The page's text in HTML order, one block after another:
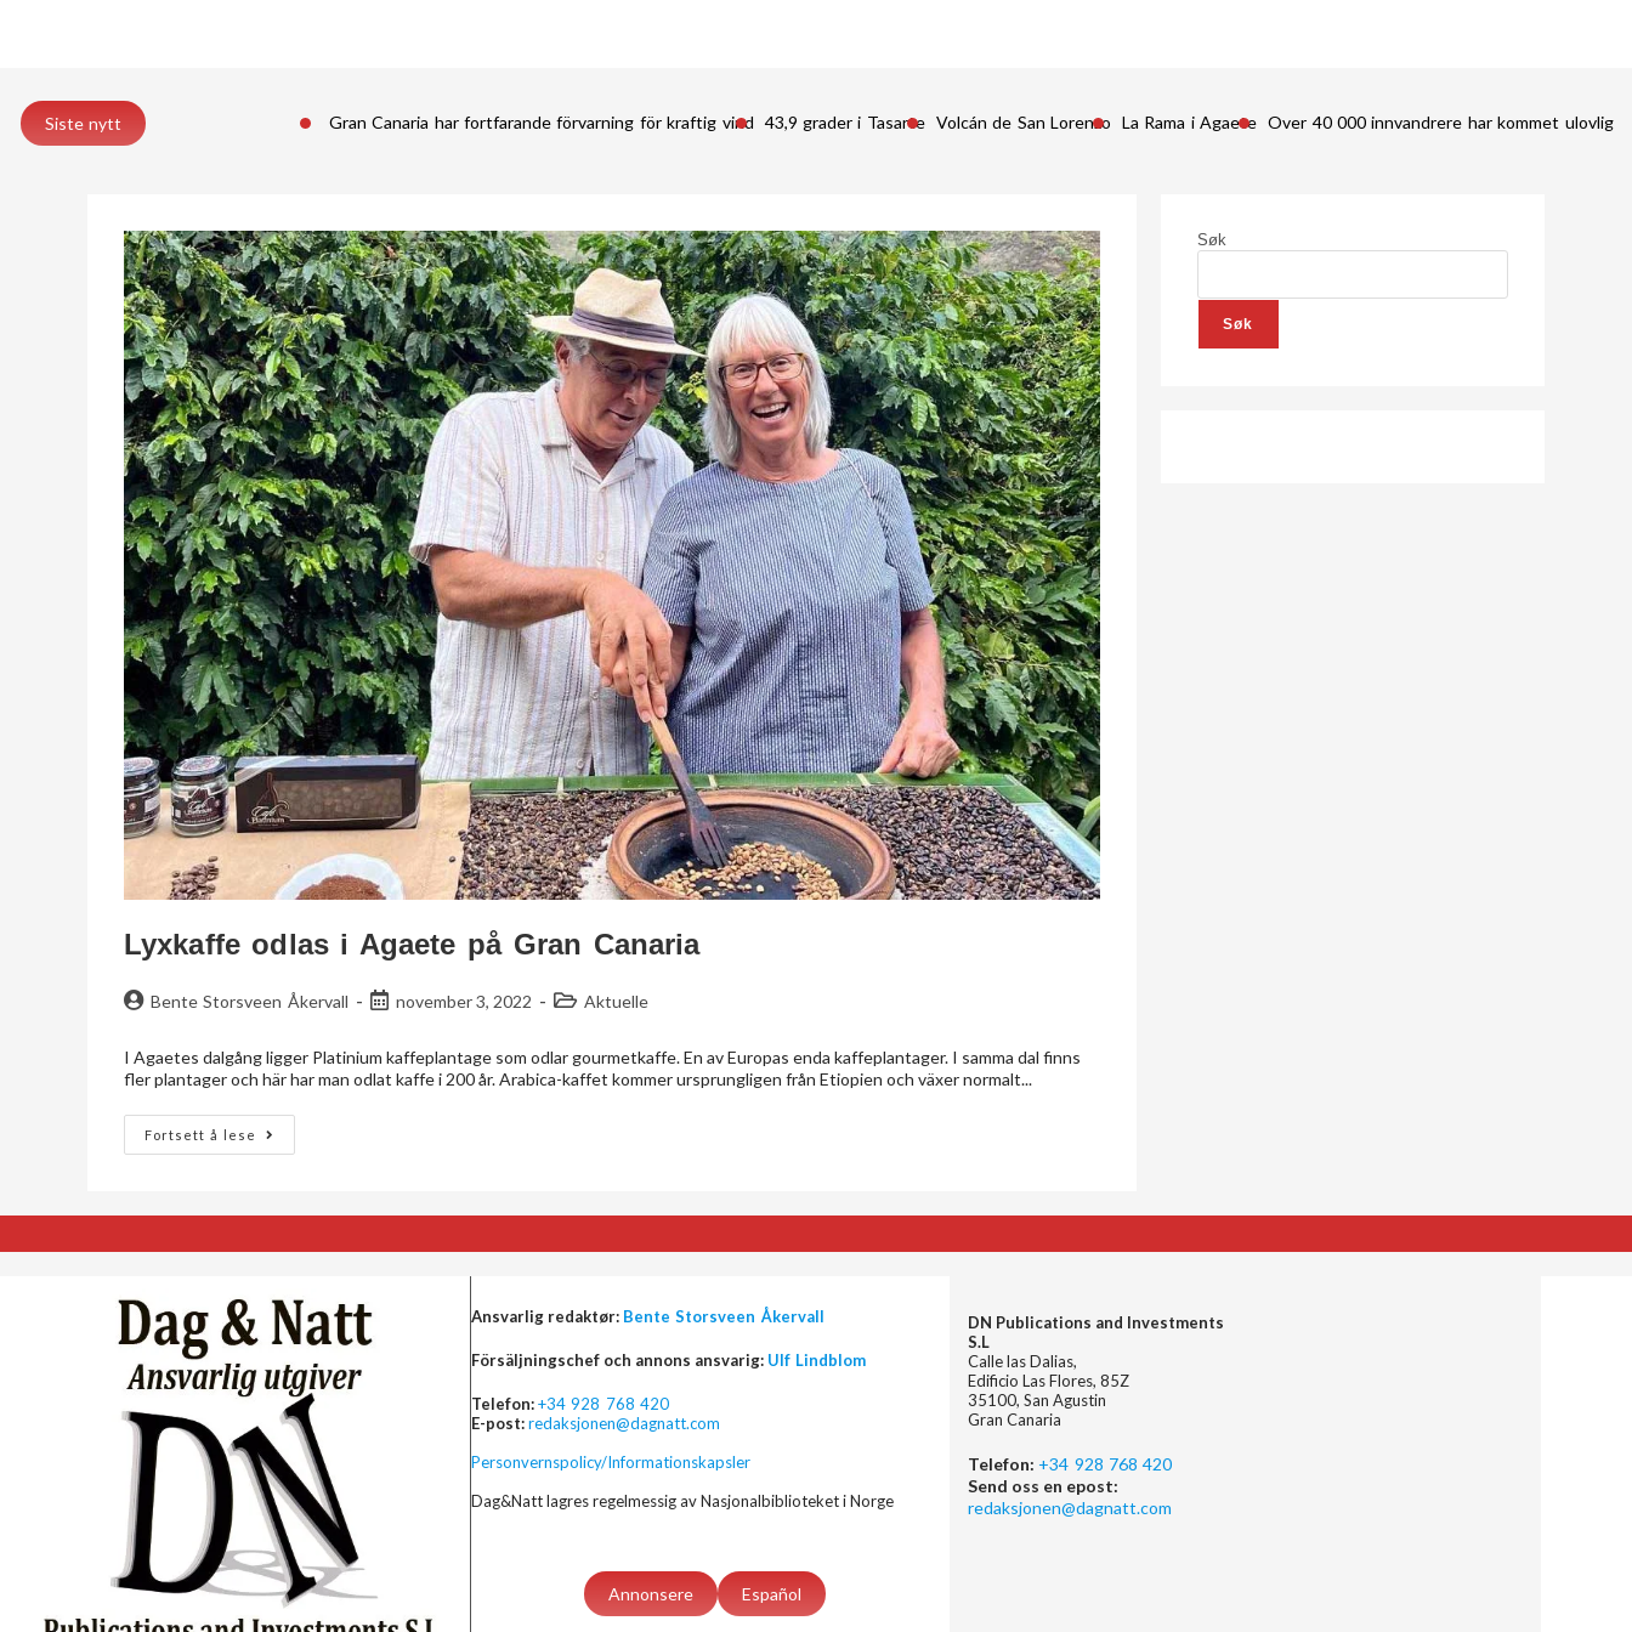
Siste nytt Gran Canaria har fortfarande förvarning för kraftig vind 43,9 grader i Tasarte Volcán de San Lorenzo La Rama i Agaete Over 40 000 innvandrere har kommet ulovlig
Lyxkaffe odlas i Agaete på Gran Canaria
Bente Storsveen Åkervall november 3, 2022 Aktuelle
I Agaetes dalgång ligger Platinium kaffeplantage som odlar gourmetkaffe. En av Europas enda kaffeplantager. I samma dal finns
fler plantager och här har man odlat kaffe i 200 år. Arabica-kaffet kommer ursprungligen från Etiopien och växer normalt...
Fortsett å lese
Søk
Søk
Ansvarlig redaktør: Bente Storsveen Åkervall
Försäljningschef och annons ansvarig: Ulf Lindblom
Telefon:+34 928 768 420
E-post:redaksjonen@dagnatt.com
Personvernspolicy/Informationskapsler
Dag&Natt lagres regelmessig av Nasjonalbiblioteket i Norge
Annonsere Español
DN Publications and Investments
S.L
Calle las Dalias,
Edificio Las Flores, 85Z
35100, San Agustin
Gran Canaria
Telefon: +34 928 768 420
Send oss en epost:
redaksjonen@dagnatt.com